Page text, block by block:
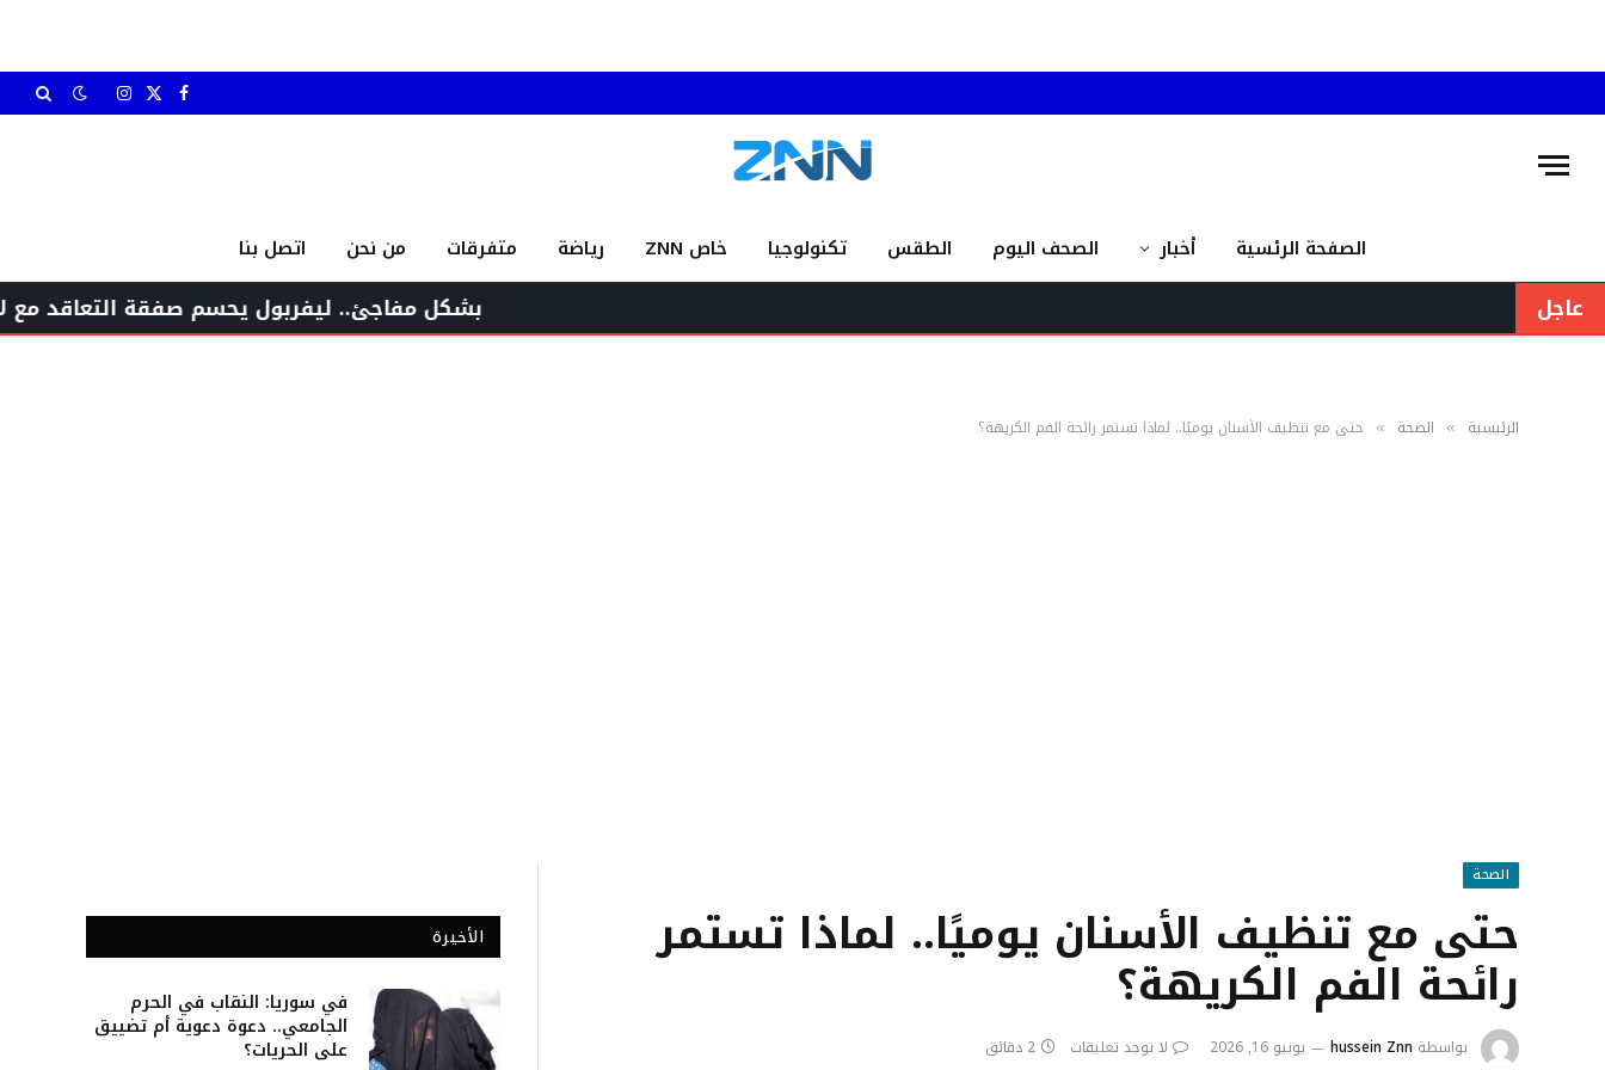
فيسبوك
X الانستغرام
الصفحة الرئسية أخبار الصحف اليوم الطقس تكنولوجيا خاص ZNN رياضة متفرقات من نحن اتصل بنا
عاجل بشكل مفاجئ.. ليفربول يحسم صفقة التعاقد مع لاعب
الرئيسية » الصحة » حتى مع تنظيف الأسنان يوميًا.. لماذا تستمر رائحة الفم الكريهة؟
الصحة
حتى مع تنظيف الأسنان يوميًا.. لماذا تستمر
رائحة الفم الكريهة؟
بواسطة hussein Znn يونيو 16, 2026 لا توجد تعليقات 2 دقائق
الأخيرة
في سوريا: النقاب في الحرم
الجامعي.. دعوة دعوية أم تضييق
على الحريات؟